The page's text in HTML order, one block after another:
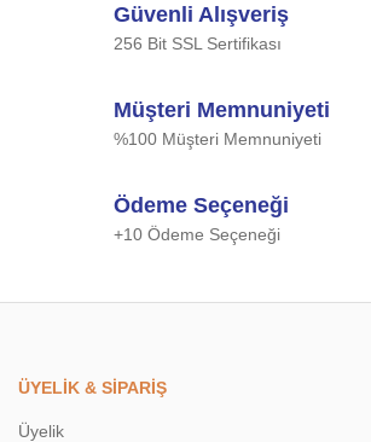
Güvenli Alışveriş
256 Bit SSL Sertifikası
Müşteri Memnuniyeti
%100 Müşteri Memnuniyeti
Ödeme Seçeneği
+10 Ödeme Seçeneği
ÜYELİK & SİPARİŞ
Üyelik